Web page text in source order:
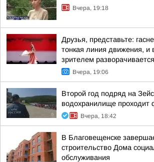
Вчера, 19:18
Друзья, представьте:
тонкая линия движения, и
зрителем
Вчера, 19:06
Второй год подряд на
водохранилище проходит
Вчера, 18:42
В Благовещенске
строительство Дома
обслуживания